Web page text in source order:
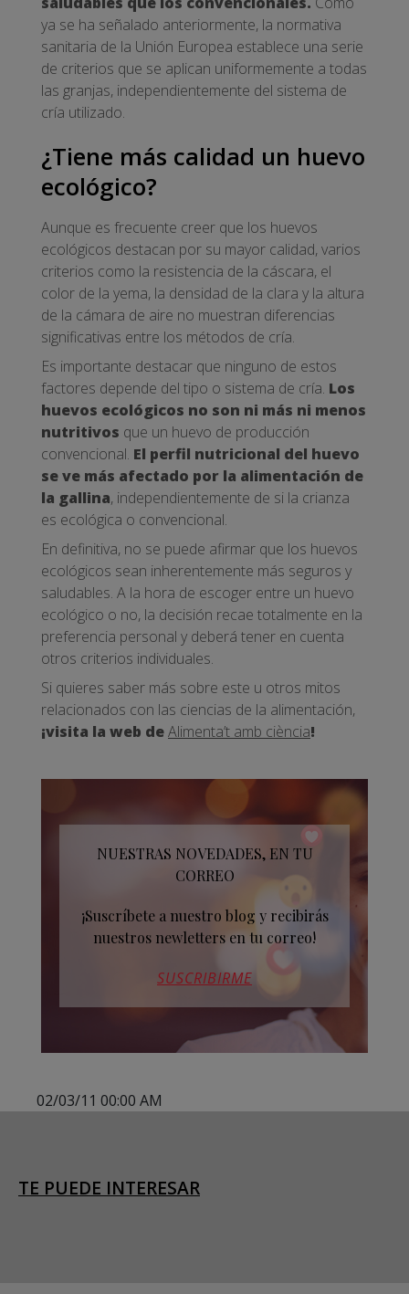
ya se ha señalado anteriormente, la normativa
sanitaria de la Unión Europea establece una serie
de criterios que se aplican uniformemente a todas
las granjas, independientemente del sistema de
cría utilizado.
¿Tiene más calidad un huevo
ecológico?
Aunque es frecuente creer que los huevos
ecológicos destacan por su mayor calidad, varios
criterios como la resistencia de la cáscara, el
color de la yema, la densidad de la clara y la altura
de la cámara de aire no muestran diferencias
significativas entre los métodos de cría.
Es importante destacar que ninguno de estos
factores depende del tipo o sistema de cría. Los
huevos ecológicos no son ni más ni menos
nutritivos que un huevo de producción
convencional. El perfil nutricional del huevo
se ve más afectado por la alimentación de
la gallina, independientemente de si la crianza
es ecológica o convencional.
En definitiva, no se puede afirmar que los huevos
ecológicos sean inherentemente más seguros y
saludables. A la hora de escoger entre un huevo
ecológico o no, la decisión recae totalmente en la
preferencia personal y deberá tener en cuenta
otros criterios individuales.
Si quieres saber más sobre este u otros mitos
relacionados con las ciencias de la alimentación,
¡visita la web deAlimenta’t amb ciència!
NUESTRAS NOVEDADES, EN TU
CORREO
¡Suscríbete a nuestro blog y recibirás
nuestros newletters en tu correo!
SUSCRIBIRME
02/03/11 00:00 AM
TE PUEDE INTERESAR